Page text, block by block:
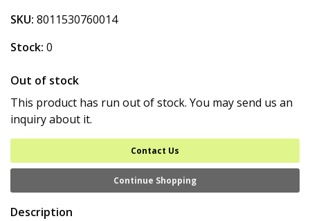
SKU: 8011530760014
Stock: 0
Out of stock
This product has run out of stock. You may send us an
inquiry about it.
Contact Us
Continue Shopping
Description